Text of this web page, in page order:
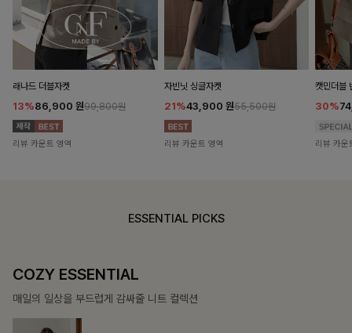
래나드 더블자켓
13%86,900 원99,800원
리뷰 카운트 영역
자빈닛 싱글자켓
21%43,900 원55,500원
리뷰 카운트 영역
캣민더블
30%
리뷰 카운
ESSENTIAL PICKS
COZY ESSENTIAL
매일의 일상을 부드럽게 감싸줄 니트 컬렉션